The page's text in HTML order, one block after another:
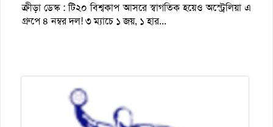
ক্রীড়া ডেস্ক : টি২০ বিশ্বকাপ আসরে স্বাগতিক হয়েও অস্ট্রেলিয়া এ
গ্রুপে ৪ নম্বর দল! ৩ ম্যাচে ১ জয়, ১ হার...